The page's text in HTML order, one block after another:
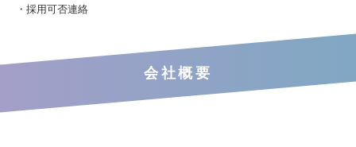
・採用可否連絡
会社概要